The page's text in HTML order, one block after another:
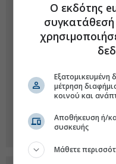
Ο εκδότης
Εξατομικευμένη
μέτρηση
κοινού και
Αποθήκευση ή/
συσκευής
Μάθετε